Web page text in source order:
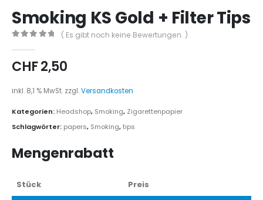
Smoking KS Gold + Filter Tips
( Es gibt noch keine Bewertungen. )
CHF2,50
inkl. 8,1 % MwSt. zzgl.Versandkosten
Kategorien: Headshop, Smoking, Zigarettenpapier
Schlagwörter: papers, Smoking,tips
Mengenrabatt
Stück
Preis